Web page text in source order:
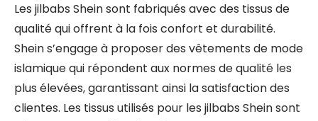
Les jilbabs Shein sont fabriqués avec des tissus de
qualité qui offrent à la fois confort et durabilité.
Shein s’engage à proposer des vêtements de mode
islamique qui répondent aux normes de qualité les
plus élevées, garantissant ainsi la satisfaction des
clientes. Les tissus utilisés pour les jilbabs Shein sont